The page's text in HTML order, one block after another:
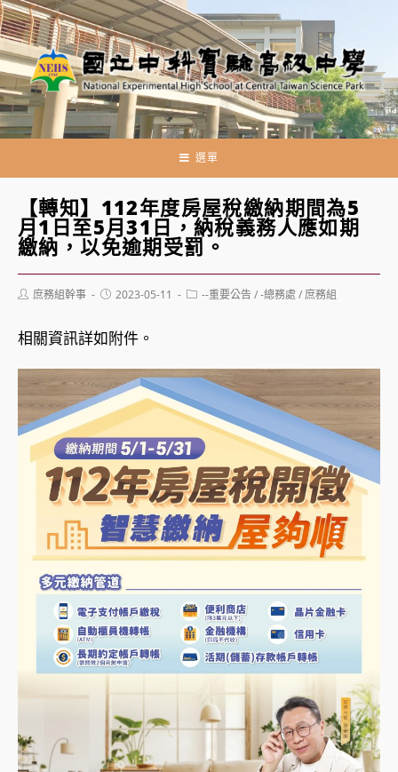
跳
轉
至
主
要
內
選單
【轉知】112年度房屋稅繳納期間為5
月1日至5月31日，納稅義務人應如期
繳納，以免逾期受罰。
Post庶務組幹事
Post2023-05-11
Post--重要公告/-總務處 /庶務組
相關資訊詳如附件。